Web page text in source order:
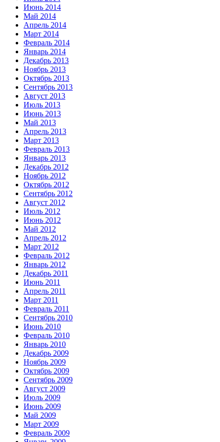
Июнь 2014
Май 2014
Апрель 2014
Март 2014
Февраль 2014
Январь 2014
Декабрь 2013
Ноябрь 2013
Октябрь 2013
Сентябрь 2013
Август 2013
Июль 2013
Июнь 2013
Май 2013
Апрель 2013
Март 2013
Февраль 2013
Январь 2013
Декабрь 2012
Ноябрь 2012
Октябрь 2012
Сентябрь 2012
Август 2012
Июль 2012
Июнь 2012
Май 2012
Апрель 2012
Март 2012
Февраль 2012
Январь 2012
Декабрь 2011
Июнь 2011
Апрель 2011
Март 2011
Февраль 2011
Сентябрь 2010
Июнь 2010
Февраль 2010
Январь 2010
Декабрь 2009
Ноябрь 2009
Октябрь 2009
Сентябрь 2009
Август 2009
Июль 2009
Июнь 2009
Май 2009
Март 2009
Февраль 2009